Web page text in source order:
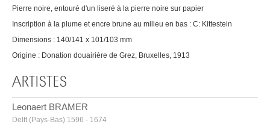
Pierre noire, entouré d'un liseré à la pierre noire sur papier
Inscription à la plume et encre brune au milieu en bas : C: Kittestein
Dimensions : 140/141 x 101/103 mm
Origine : Donation douairière de Grez, Bruxelles, 1913
ARTISTES
Leonaert BRAMER
Delft (Pays-Bas) 1596 - 1674